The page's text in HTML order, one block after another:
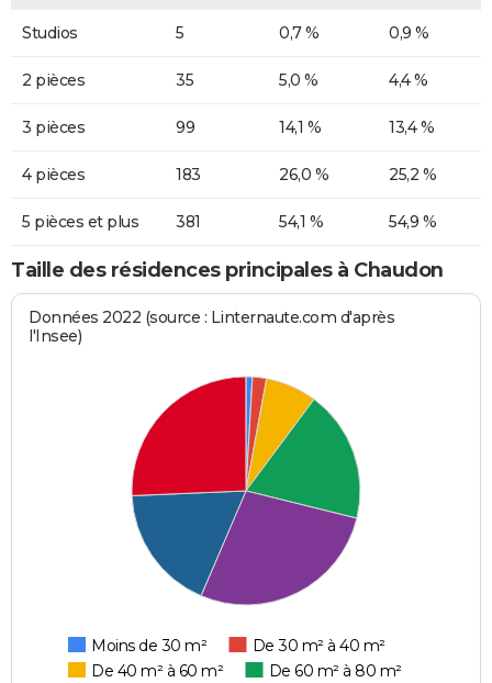
Studios 5 0,7 % 0,9 %
2 pièces 35 5,0 % 4,4 %
3 pièces 99 14,1 % 13,4 %
4 pièces 183 26,0 % 25,2 %
5 pièces et plus 381 54,1 % 54,9 %
Taille des résidences principales à Chaudon
Données 2022 (source : Linternaute.com d'après
l'Insee)
Moins de 30 m²
De 30 m² à 40 m²
De 40 m² à 60 m²
De 60 m² à 80 m²